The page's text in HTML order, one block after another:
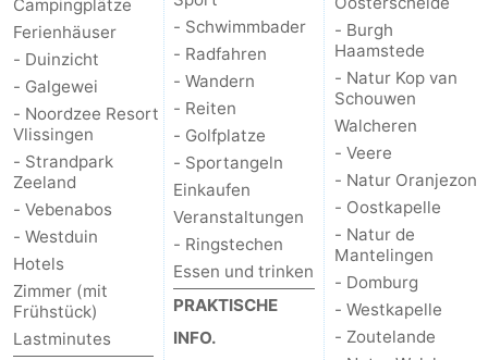
Aussichtspunkte
Attraktionen
Spielplätze
-
Indoor-
Spielplätze
-
Bowling
Wellness-
Zentren
Dörfer
&
Natur
Campingplätze
Ferienhäuser
- Duinzicht
- Galgewei
- Noordzee Resort
Vlissingen
- Strandpark
Zeeland
- Vebenabos
- Westduin
Hotels
Zimmer (mit
Frühstück)
Lastminutes
- Schwimmbader
- Radfahren
- Wandern
- Reiten
- Golfplatze
- Sportangeln
Einkaufen
Veranstaltungen
- Ringstechen
Essen und trinken
PRAKTISCHE
INFO.
- Burgh
Haamstede
- Natur Kop van
Schouwen
Walcheren
- Veere
- Natur Oranjezon
- Oostkapelle
- Natur de
Mantelingen
- Domburg
- Westkapelle
- Zoutelande